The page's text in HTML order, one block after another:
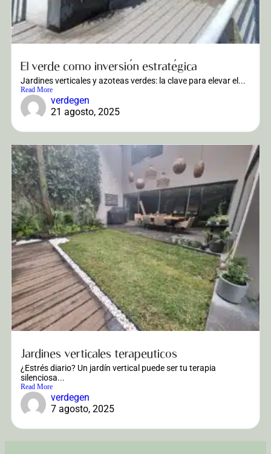
El verde como inversión estratégica
Jardines verticales y azoteas verdes: la clave para elevar el...
Read More
verdegen
21 agosto, 2025
Jardines verticales terapeuticos
¿Estrés diario? Un jardín vertical puede ser tu terapia
silenciosa...
Read More
verdegen
7 agosto, 2025